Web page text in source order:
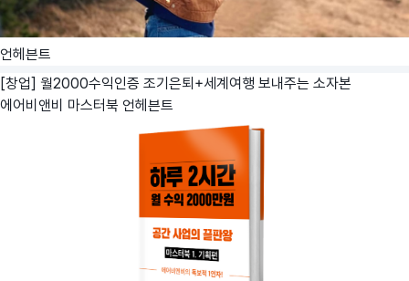
언헤븐트
[창업] 월2000수익인증 조기은퇴+세계여행 보내주는 소자본
에어비앤비 마스터북 언헤븐트